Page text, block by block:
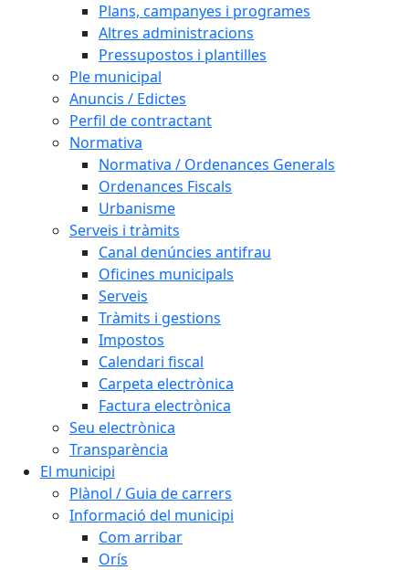
Plans, campanyes i programes
Altres administracions
Pressupostos i plantilles
Ple municipal
Anuncis / Edictes
Perfil de contractant
Normativa
Normativa / Ordenances Generals
Ordenances Fiscals
Urbanisme
Serveis i tràmits
Canal denúncies antifrau
Oficines municipals
Serveis
Tràmits i gestions
Impostos
Calendari fiscal
Carpeta electrònica
Factura electrònica
Seu electrònica
Transparència
El municipi
Plànol / Guia de carrers
Informació del municipi
Com arribar
Orís